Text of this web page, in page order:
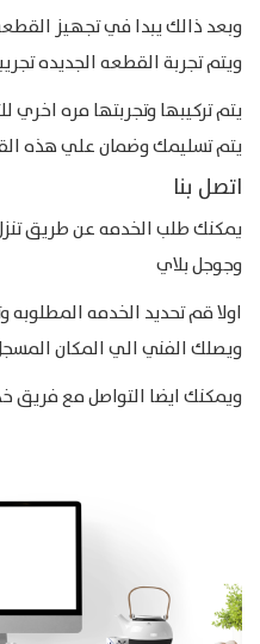
وبعد ذالك يبدا في تجهيز
ويتم تجربة القطعه الجديده
يتم تسليمك وضمان علي هذه
اتصل بنا
يمكنك طلب الخدمه عن طريق
وجوجل بلاي
اولا قم تحديد الخدمه
ويصلك الفني الي المكان
ويمكنك ايضا التواصل مع فريق